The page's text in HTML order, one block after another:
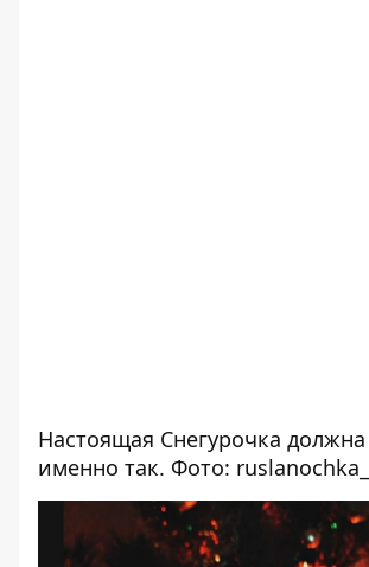
Настоящая Снегурочка должна
именно так. Фото: